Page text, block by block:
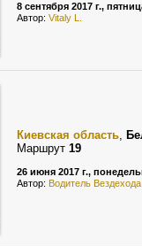
8 сентября 2017 г.,
Автор: Vitaly L.
Киевская область,
Маршрут 19
26 июня 2017 г.,
Автор: Водитель Вездехода